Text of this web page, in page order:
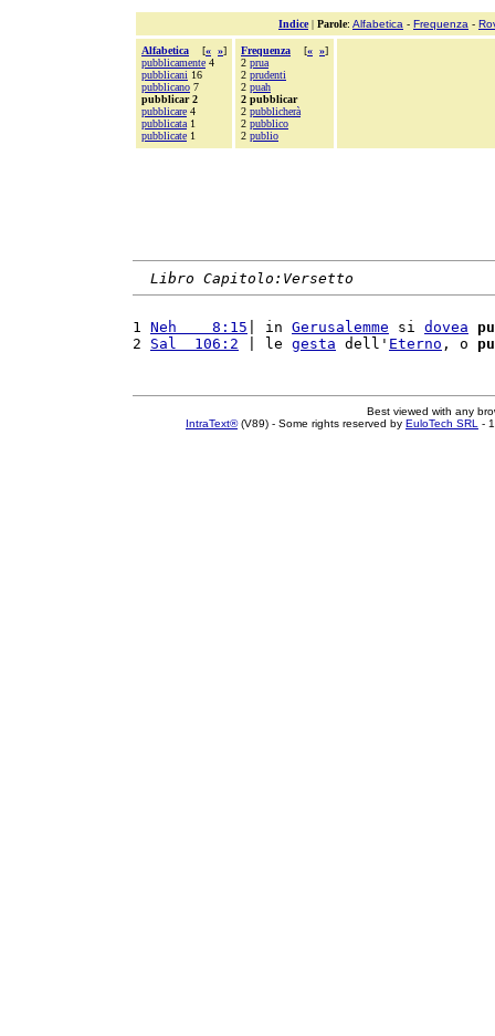
Indice| Parole: Alfabetica - Frequenza -
Alfabetica [« »]
pubblicamente 4
pubblicani 16
pubblicano 7
pubblicar 2
pubblicare 4
pubblicata 1
pubblicate 1
Frequenza [« »]
2 prua
2 prudenti
2 puah
2 pubblicar
2 pubblicherà
2 pubblico
2 publio
Libro Capitolo:Versetto
1 Neh    8:15 | in Gerusalemme si dovea
2 Sal  106:2 | le gesta dell' Eterno , o
Best viewed with any
IntraText®(V89) - Some rights reserved by EuloTech SRL -